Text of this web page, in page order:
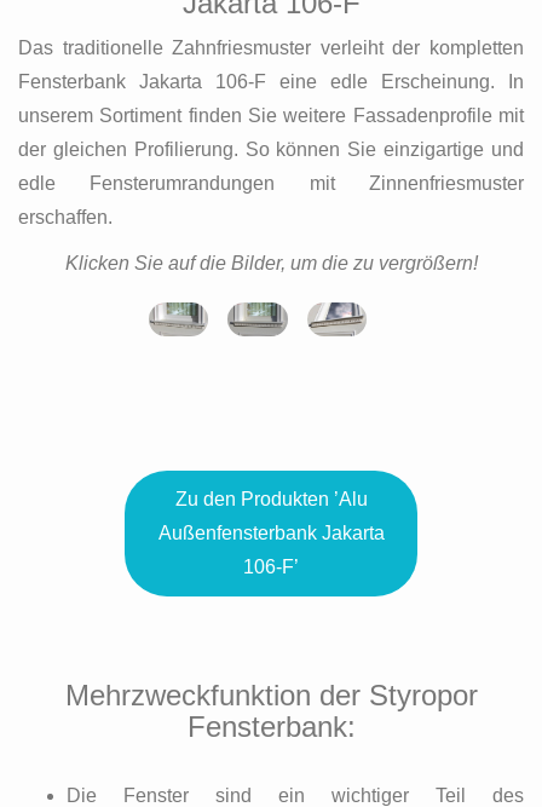
Das traditionelle Zahnfriesmuster verleiht der kompletten
Fensterbank Jakarta 106-F eine edle Erscheinung. In
unserem Sortiment finden Sie weitere Fassadenprofile mit
der gleichen Profilierung. So können Sie einzigartige und
edle Fensterumrandungen mit Zinnenfriesmuster
erschaffen.
Klicken Sie auf die Bilder, um die zu vergrößern!
Zu den Produkten ’Alu
Außenfensterbank Jakarta
106-F’
Mehrzweckfunktion der Styropor
Fensterbank:
Die Fenster sind ein wichtiger Teil des